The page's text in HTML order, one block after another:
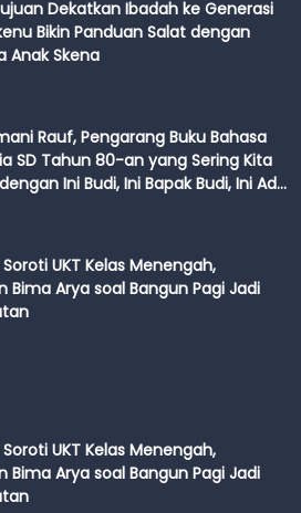
Dekatkan Ibadah ke Generasi
Bikin Panduan Salat dengan
Anak Skena
Rauf, Pengarang Buku Bahasa
SD Tahun 80-an yang Sering Kita
Ini Budi, Ini Bapak Budi, Ini Adik
UKT Kelas Menengah,
Bima Arya soal Bangun Pagi Jadi
UKT Kelas Menengah,
Bima Arya soal Bangun Pagi Jadi